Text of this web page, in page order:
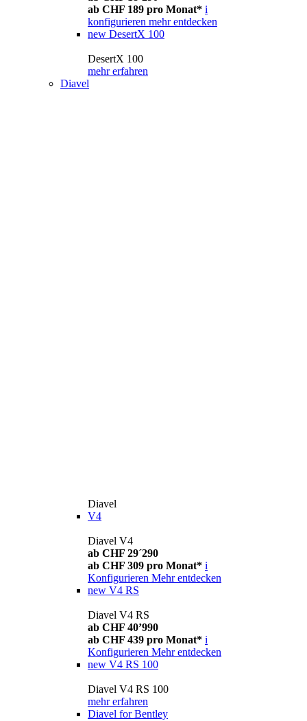
ab CHF 189 pro Monat* i
konfigurieren mehr entdecken
new DesertX 100
DesertX 100
mehr erfahren
Diavel
Diavel
V4
Diavel V4
ab CHF 29´290
ab CHF 309 pro Monat* i
Konfigurieren Mehr entdecken
new V4 RS
Diavel V4 RS
ab CHF 40’990
ab CHF 439 pro Monat* i
Konfigurieren Mehr entdecken
new V4 RS 100
Diavel V4 RS 100
mehr erfahren
Diavel for Bentley